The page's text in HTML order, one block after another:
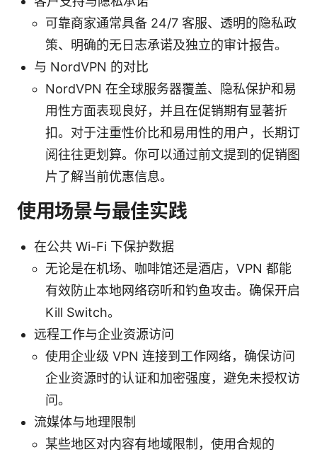
可靠商家通常具备 24/7 客服、透明的隐私政
策、明确的无日志承诺及独立的审计报告。
与 NordVPN 的对比
NordVPN 在全球服务器覆盖、隐私保护和易
用性方面表现良好，并且在促销期有显著折
扣。对于注重性价比和易用性的用户，长期订
阅往往更划算。你可以通过前文提到的促销图
片了解当前优惠信息。
使用场景与最佳实践
在公共 Wi-Fi 下保护数据
无论是在机场、咖啡馆还是酒店，VPN 都能
有效防止本地网络窃听和钓鱼攻击。确保开启
Kill Switch。
远程工作与企业资源访问
使用企业级 VPN 连接到工作网络，确保访问
企业资源时的认证和加密强度，避免未授权访
问。
流媒体与地理限制
某些地区对内容有地域限制，使用合规的